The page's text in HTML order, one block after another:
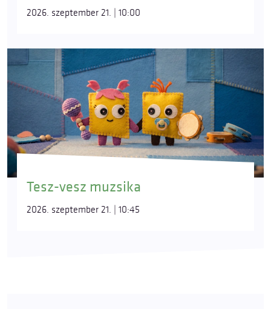
2026. szeptember 21. | 10:00
Tesz-vesz muzsika
2026. szeptember 21. | 10:45